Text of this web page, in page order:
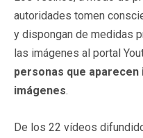
autoridades tomen
y dispongan de medidas
las imágenes al portal
personas que
imágenes.
De los 22 vídeos